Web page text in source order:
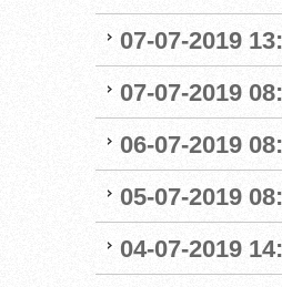
07-07-2019
07-07-2019
06-07-2019
05-07-2019
04-07-2019